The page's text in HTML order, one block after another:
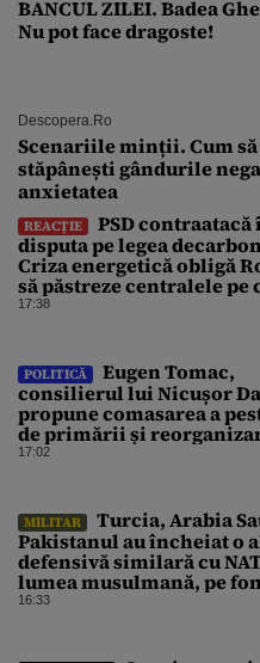
BANCUL ZILEI. Badea
Nu pot face dragoste!
Descopera.ro
Scenariile minții. Cum
stăpânești gândurile
anxietatea
REACȚIE
PSD contraatacă
disputa pe legea
Criza energetică obligă
să păstreze centralele pe
Bolojan, acuzat de
17:38
POLITICĂ
Eugen Tomac,
consilierul lui Nicușor
propune comasarea a
de primării și
administrativă a județelor
17:02
MILITAR
Turcia, Arabia
Pakistanul au încheiat o
defensivă similară cu
lumea musulmană, pe
conflictelor din Orientul
16:33